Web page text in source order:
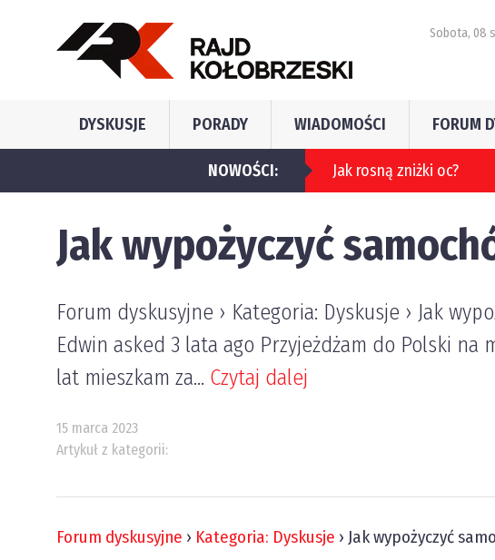
Sobota, 08
DYSKUSJE PORADY WIADOMOŚCI FORUM
NOWOŚCI:
Jak wypożyczyć
Forum dyskusyjne › Kategoria: Dyskusje › Jak
Edwin asked 3 lata ago Przyjeżdżam do Polski na
lat mieszkam za... Czytaj dalej
15 marca 2023
Artykuł z kategorii:
Forum dyskusyjne › Kategoria: Dyskusje › Jak wypożyczyć